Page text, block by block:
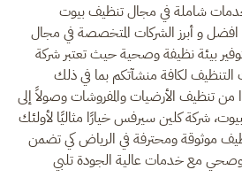
شاملة في مجال تنظيف بيوت
و أبرز الشركات المتخصصة في مجال
بيئة نظيفة وصحية حيث تعتبر شركة
لكافة منشآتكم بما في ذلك
من تنظيف الأرضيات والمفروشات وصولاً إلى
شركة كلين سيرفس خيارًا مثاليًا لأولئك
موثوقة ومحترفة في الرياض كي تضمن
مع خدمات عالية الجودة تلبي